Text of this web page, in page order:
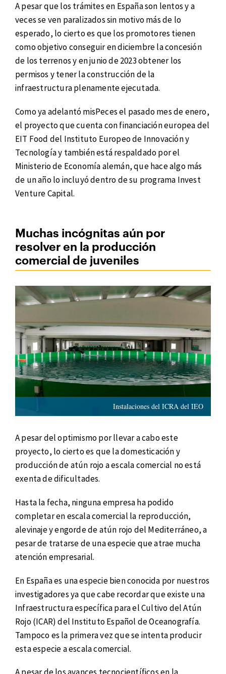
A pesar que los trámites en España son lentos y a
veces se ven paralizados sin motivo más de lo
esperado, lo cierto es que los promotores tienen
como objetivo conseguir en diciembre la concesión
de los terrenos y en junio de 2023 obtener los
permisos y tener la construcción de la
infraestructura plenamente ejecutada.
Como ya adelantó misPeces el pasado mes de enero,
el proyecto que cuenta con financiación europea del
EIT Food del Instituto Europeo de Innovación y
Tecnología y también está respaldado por el
Ministerio de Economía alemán, que hace algo más
de un año lo incluyó dentro de su programa Invest
Venture Capital.
Muchas incógnitas aún por
resolver en la producción
comercial de juveniles
Instalaciones del ICRA del IEO
A pesar del optimismo por llevar a cabo este
proyecto, lo cierto es que la domesticación y
producción de atún rojo a escala comercial no está
exenta de dificultades.
Hasta la fecha, ninguna empresa ha podido
completar en escala comercial la reproducción,
alevinaje y engorde de atún rojo del Mediterráneo, a
pesar de tratarse de una especie que atrae mucha
atención empresarial.
En España es una especie bien conocida por nuestros
investigadores ya que cabe recordar que existe una
Infraestructura específica para el Cultivo del Atún
Rojo (ICAR) del Instituto Español de Oceanografía.
Tampoco es la primera vez que se intenta producir
esta especie a escala comercial.